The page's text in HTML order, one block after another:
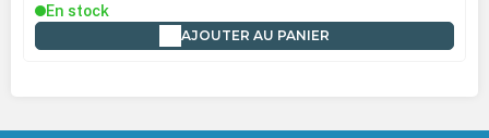
En stock
AJOUTER AU PANIER